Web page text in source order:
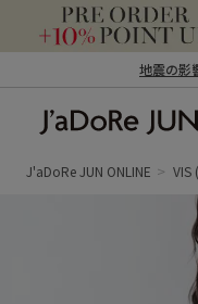
地震の影
ン オンライン）
J'aDoRe JUN ONLINE VIS